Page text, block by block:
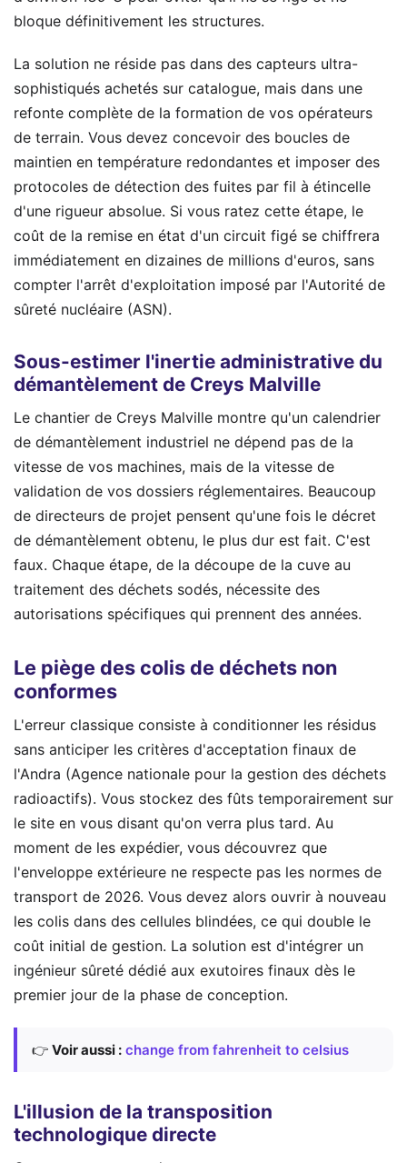
bloque définitivement les structures.
La solution ne réside pas dans des capteurs ultra-
sophistiqués achetés sur catalogue, mais dans une
refonte complète de la formation de vos opérateurs
de terrain. Vous devez concevoir des boucles de
maintien en température redondantes et imposer des
protocoles de détection des fuites par fil à étincelle
d'une rigueur absolue. Si vous ratez cette étape, le
coût de la remise en état d'un circuit figé se chiffrera
immédiatement en dizaines de millions d'euros, sans
compter l'arrêt d'exploitation imposé par l'Autorité de
sûreté nucléaire (ASN).
Sous-estimer l'inertie administrative du
démantèlement de Creys Malville
Le chantier de Creys Malville montre qu'un calendrier
de démantèlement industriel ne dépend pas de la
vitesse de vos machines, mais de la vitesse de
validation de vos dossiers réglementaires. Beaucoup
de directeurs de projet pensent qu'une fois le décret
de démantèlement obtenu, le plus dur est fait. C'est
faux. Chaque étape, de la découpe de la cuve au
traitement des déchets sodés, nécessite des
autorisations spécifiques qui prennent des années.
Le piège des colis de déchets non
conformes
L'erreur classique consiste à conditionner les résidus
sans anticiper les critères d'acceptation finaux de
l'Andra (Agence nationale pour la gestion des déchets
radioactifs). Vous stockez des fûts temporairement sur
le site en vous disant qu'on verra plus tard. Au
moment de les expédier, vous découvrez que
l'enveloppe extérieure ne respecte pas les normes de
transport de 2026. Vous devez alors ouvrir à nouveau
les colis dans des cellules blindées, ce qui double le
coût initial de gestion. La solution est d'intégrer un
ingénieur sûreté dédié aux exutoires finaux dès le
premier jour de la phase de conception.
👉 Voir aussi : change from fahrenheit to celsius
L'illusion de la transposition
technologique directe